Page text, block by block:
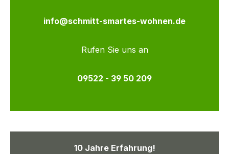
info@schmitt-smartes-wohnen.de
Rufen Sie uns an
09522 - 39 50 209
10 Jahre Erfahrung!